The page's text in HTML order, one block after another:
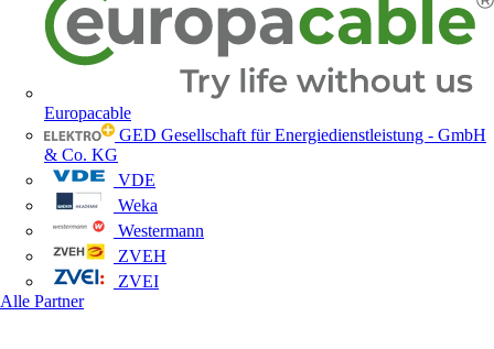
Europacable
GED Gesellschaft für Energiedienstleistung - GmbH
& Co. KG
VDE
Weka
Westermann
ZVEH
ZVEI
Alle Partner